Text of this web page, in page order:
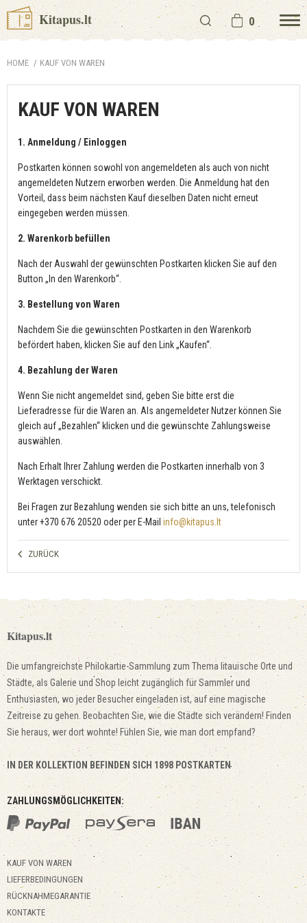
Kitapus.lt 0
HOME KAUF VON WAREN
KAUF VON WAREN
1. Anmeldung / Einloggen
Postkarten können sowohl von angemeldeten als auch von nicht
angemeldeten Nutzern erworben werden. Die Anmeldung hat den
Vorteil, dass beim nächsten Kauf dieselben Daten nicht erneut
eingegeben werden müssen.
2. Warenkorb befüllen
Nach der Auswahl der gewünschten Postkarten klicken Sie auf den
Button „In den Warenkorb“.
3. Bestellung von Waren
Nachdem Sie die gewünschten Postkarten in den Warenkorb
befördert haben, klicken Sie auf den Link „Kaufen“.
4. Bezahlung der Waren
Wenn Sie nicht angemeldet sind, geben Sie bitte erst die
Lieferadresse für die Waren an. Als angemeldeter Nutzer können Sie
gleich auf „Bezahlen“ klicken und die gewünschte Zahlungsweise
auswählen.
Nach Erhalt Ihrer Zahlung werden die Postkarten innerhalb von 3
Werktagen verschickt.
Bei Fragen zur Bezahlung wenden sie sich bitte an uns, telefonisch
unter +370 676 20520 oder per E-Mail info@kitapus.lt
ZURÜCK
Kitapus.lt
Die umfangreichste Philokartie-Sammlung zum Thema litauische Orte und
Städte, als Galerie und Shop leicht zugänglich für Sammler und
Enthusiasten, wo jeder Besucher eingeladen ist, auf eine magische
Zeitreise zu gehen. Beobachten Sie, wie die Städte sich verändern! Finden
Sie heraus, wer dort wohnte! Fühlen Sie, wie man dort empfand?
IN DER KOLLEKTION BEFINDEN SICH 1898 POSTKARTEN
ZAHLUNGSMÖGLICHKEITEN:
KAUF VON WAREN
LIEFERBEDINGUNGEN
RÜCKNAHMEGARANTIE
KONTAKTE